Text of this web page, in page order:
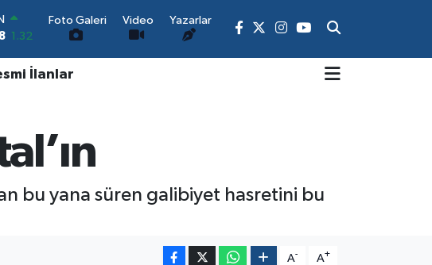
0.08
-0.02
4.44
11
1.32
Foto Galeri Video Yazarlar
İlanlar
bu yana süren galibiyet hasretini bu
A- A+